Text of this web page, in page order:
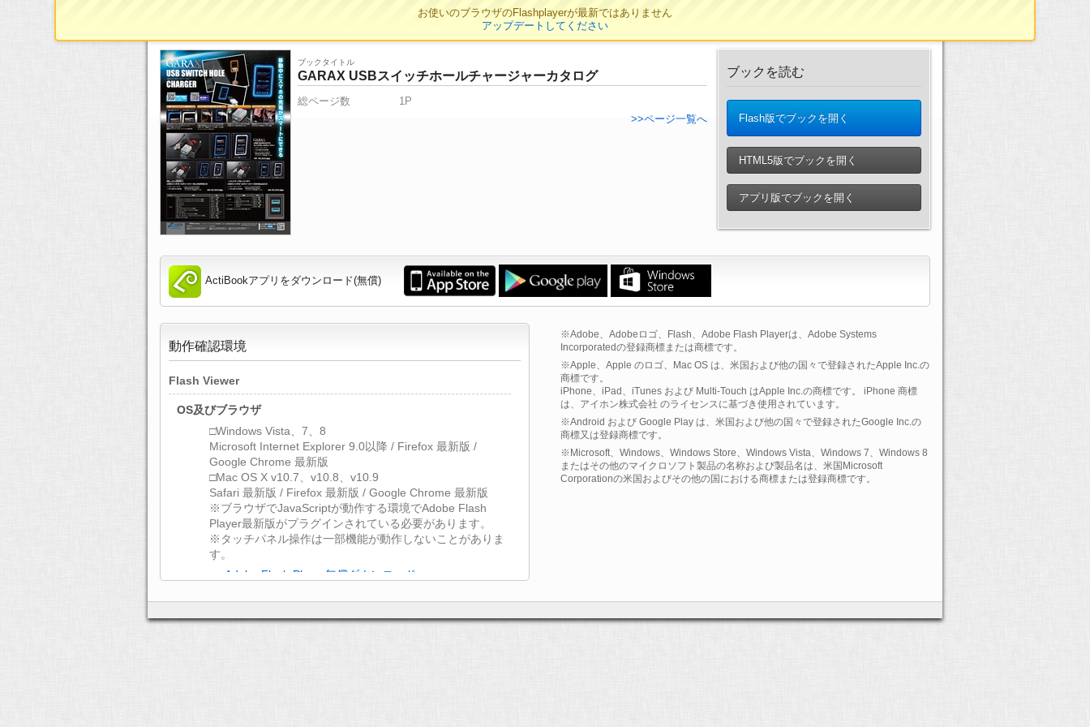
ブックタイトル
GARAX USBスイッチホールチャージャーカタログ
総ページ数
1P
>>ページ一覧へ
ブックを読む
Flash版でブックを開く
HTML5版でブックを開く
アプリ版でブックを開く
ActiBookアプリをダウンロード(無償)
動作確認環境
Flash Viewer
OS及びブラウザ
□Windows Vista、7、8
Microsoft Internet Explorer 9.0以降 / Firefox 最新版 /
Google Chrome 最新版
□Mac OS X v10.7、v10.8、v10.9
Safari 最新版 / Firefox 最新版 / Google Chrome 最新版
※ブラウザでJavaScriptが動作する環境でAdobe Flash
Player最新版がプラグインされている必要があります。
※タッチパネル操作は一部機能が動作しないことがありま
す。
>> Adobe Flash Player無償ダウンロード
UTF-8
※Adobe、Adobeロゴ、Flash、Adobe Flash Playerは、Adobe Systems
Incorporatedの登録商標または商標です。
※Apple、Apple のロゴ、Mac OS は、米国および他の国々で登録されたApple Inc.の
商標です。
iPhone、iPad、iTunes および Multi-Touch はApple Inc.の商標です。 iPhone 商標
は、アイホン株式会社 のライセンスに基づき使用されています。
※Android および Google Play は、米国および他の国々で登録されたGoogle Inc.の
商標又は登録商標です。
※Microsoft、Windows、Windows Store、Windows Vista、Windows 7、Windows 8
またはその他のマイクロソフト製品の名称および製品名は、米国Microsoft
Corporationの米国およびその他の国における商標または登録商標です。
お使いのブラウザのFlashplayerが最新ではありません
アップデートしてください